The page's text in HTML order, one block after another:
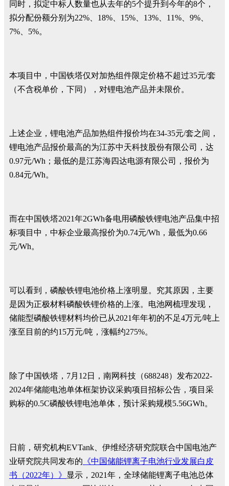
同时，拟定中标人数量也从去年的5个提升到今年的8个，
拟分配份额分别为22%、18%、15%、13%、11%、9%、
7%、5%。
本项目中，中国铁塔仅对加热组件限定价格不超过35元/套
（不含税单价，下同），对锂电池产品并未限价。
上述企业，锂电池产品加热组件报价均在34-35元/套之间，
锂电池产品报价最高的为江苏中天科技股份有限公司，达
0.97元/Wh；最低的是江苏海四达电源有限公司，报价为
0.84元/Wh。
而在中国铁塔2021年2GWh备电用磷酸铁锂电池产品集中招
标项目中，中标企业最高报价为0.74元/Wh，最低为0.66
元/Wh。
可以看到，磷酸铁锂电池价格上涨明显。究其原因，主要
是因为正极材料磷酸铁锂价格的上涨。电池网梳理发现，
储能型磷酸铁锂材料均价已从2021年年初的不足4万元/吨上
涨至目前的约15万元/吨，涨幅约275%。
除了中国铁塔，7月12日，南网科技（688248）发布2022-
2024年储能电池单体框架协议采购项目招标公告，项目采
购标的0.5C磷酸铁锂电池单体，预计采购规模5.56GWh。
日前，研究机构EVTank、伊维经济研究院联合中国电池产
业研究院共同发布的 《中国储能锂离子电池行业发展白皮
书（2022年）》
显示，2021年，全球储能锂离子电池总体